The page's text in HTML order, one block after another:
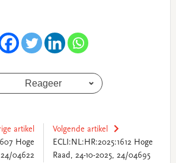
Reageer
artikel
Hoge
24/04622
Volgende artikel
ECLI:NL:HR:2025:1612 Hoge
Raad, 24-10-2025, 24/04695